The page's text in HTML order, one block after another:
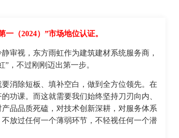
（2024）”市场地位认证。
静审视，东方雨虹作为建筑建材系统服务商，
，不过刚刚迈出第一步。
消除短板、填补空白，做到全方位领先。在
功课。而这就需要我们始终坚持刀刃向内、
品品质死磕，对技术创新深耕，对服务体系
放过任何一个薄弱环节，不轻视任何一个潜